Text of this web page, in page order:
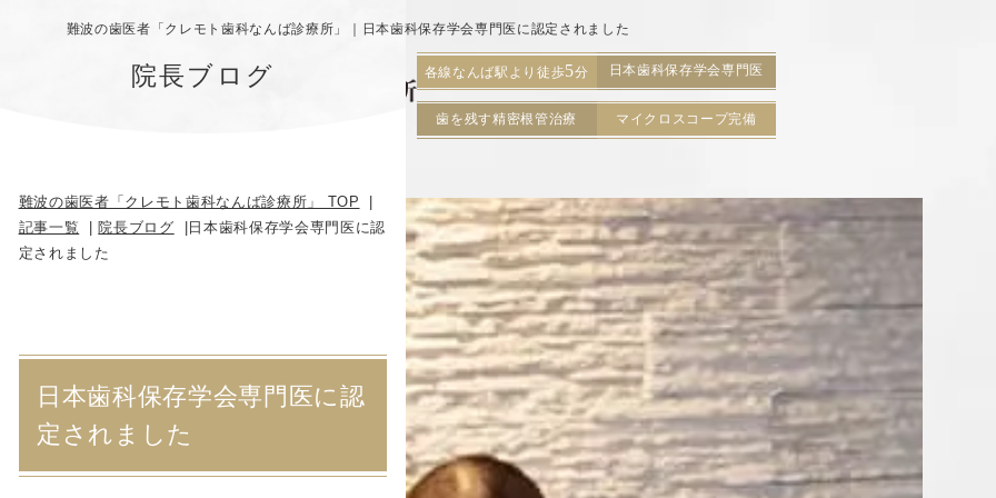
難波の歯医者「クレモト歯科なんば診療所」｜日本歯科保存学会専門医に認定されました
各線なんば駅より徒歩5分 日本歯科保存学会専門医
歯を残す精密根管治療 マイクロスコープ完備
院長ブログ
難波の歯医者「クレモト歯科なんば診療所」 TOP
記事一覧
院長ブログ
日本歯科保存学会専門医に認
定されました
日本歯科保存学会専門医に認
定されました